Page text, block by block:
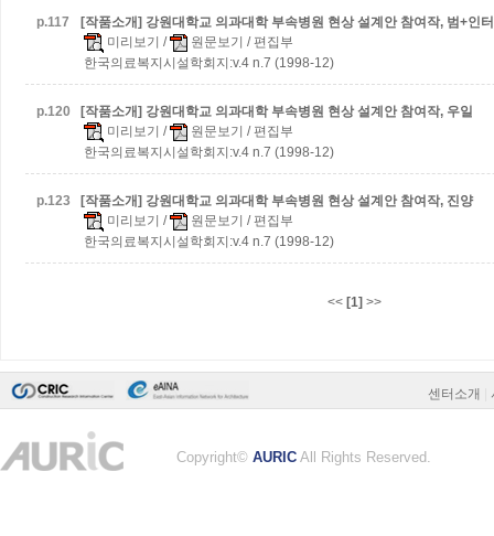
p.117
[작품소개] 강원대학교 의과대학 부속병원 현상 설계안 참여작, 범+인
미리보기 / 원문보기 / 편집부
한국의료복지시설학회지:v.4 n.7 (1998-12)
p.120
[작품소개] 강원대학교 의과대학 부속병원 현상 설계안 참여작, 우일
미리보기 / 원문보기 / 편집부
한국의료복지시설학회지:v.4 n.7 (1998-12)
p.123
[작품소개] 강원대학교 의과대학 부속병원 현상 설계안 참여작, 진양
미리보기 / 원문보기 / 편집부
한국의료복지시설학회지:v.4 n.7 (1998-12)
<< [1] >>
센터소개
Copyright© AURIC All Rights Reserved.